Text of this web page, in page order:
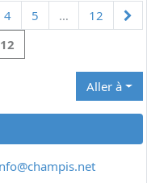
4 5 … 12
12
Aller à